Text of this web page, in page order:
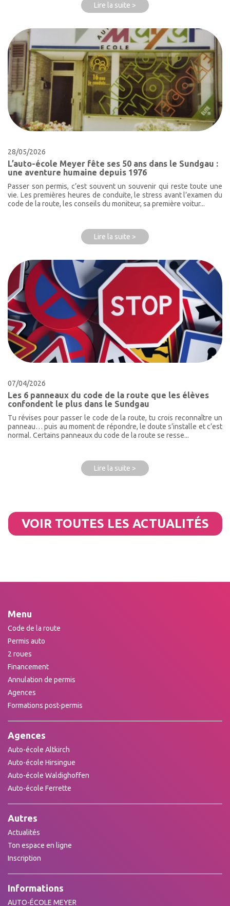
Lire la suite >
28/05/2026
L’auto-école Meyer fête ses 50 ans dans le Sundgau :
une aventure humaine depuis 1976
Passer son permis, c’est souvent un souvenir qui reste toute une
vie. Les premières heures de conduite, le stress avant l’examen du
code de la route, les conseils du moniteur, sa première voitur...
Lire la suite >
07/04/2026
Les 6 panneaux du code de la route que les élèves
confondent le plus dans le Sundgau
Tu révises pour passer le code de la route, tu crois reconnaître un
panneau… puis au moment de répondre, le doute s’installe et c’est
normal. Certains panneaux du code de la route se resse...
Lire la suite >
VOIR TOUTES LES ACTUALITÉS
Menu
Code de la route
Permis auto
2 roues
Financement
Annulation de permis
Agences
Formations post-permis
Agences
Auto-école Altkirch
Auto-école Hirsingue
Auto-école Waldighoffen
Auto-école Ferrette
Autres
Actualités
Ton espace en ligne
Inscription
Informations
AUTO-ÉCOLE MEYER